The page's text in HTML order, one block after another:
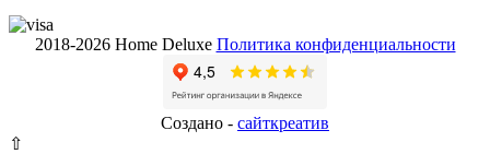
2018-2026 Home Deluxe Политика конфиденциальности
Создано - сайткрeатив
⇧